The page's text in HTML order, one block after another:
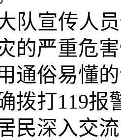
队宣传人
的严重危
通俗易懂
拨打119报
民深入交